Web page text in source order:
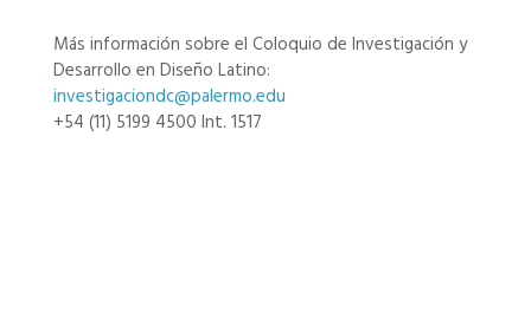
Más información sobre el Coloquio de Investigación y
Desarrollo en Diseño Latino:
investigaciondc@palermo.edu
+54 (11) 5199 4500 Int. 1517